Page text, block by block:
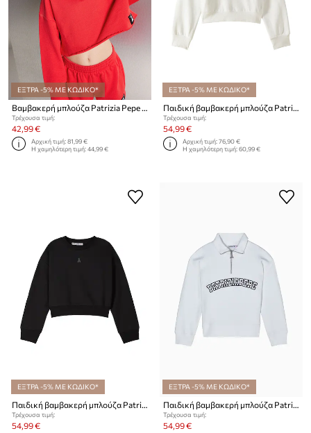
ΕΞΤΡΑ -5% ΜΕ ΚΩΔΙΚΟ*
Βαμβακερή μπλούζα Patrizia Pepe K103
Τρέχουσα τιμή:
42,99 €
Αρχική τιμή:81,99 €
Η χαμηλότερη τιμή:44,99 €
ΕΞΤΡΑ -5% ΜΕ ΚΩΔΙΚΟ*
Παιδική βαμβακερή μπλούζα Patrizia Pepe J315
Τρέχουσα τιμή:
54,99 €
Αρχική τιμή:76,90 €
Η χαμηλότερη τιμή:60,99 €
ΕΞΤΡΑ -5% ΜΕ ΚΩΔΙΚΟ*
Τρέχουσα τιμή:
54,99 €
ΕΞΤΡΑ -5% ΜΕ ΚΩΔΙΚΟ*
Τρέχουσα τιμή:
54,99 €